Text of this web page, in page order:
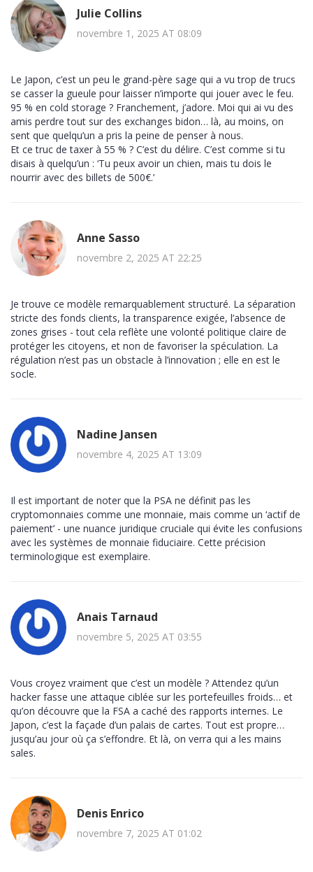
Julie Collins
novembre 1, 2025 AT 08:09
Le Japon, c’est un peu le grand-père sage qui a vu trop de trucs
se casser la gueule pour laisser n’importe qui jouer avec le feu.
95 % en cold storage ? Franchement, j’adore. Moi qui ai vu des
amis perdre tout sur des exchanges bidon… là, au moins, on
sent que quelqu’un a pris la peine de penser à nous.
Et ce truc de taxer à 55 % ? C’est du délire. C’est comme si tu
disais à quelqu’un : ‘Tu peux avoir un chien, mais tu dois le
nourrir avec des billets de 500€.’
Anne Sasso
novembre 2, 2025 AT 22:25
Je trouve ce modèle remarquablement structuré. La séparation
stricte des fonds clients, la transparence exigée, l’absence de
zones grises - tout cela reflète une volonté politique claire de
protéger les citoyens, et non de favoriser la spéculation. La
régulation n’est pas un obstacle à l’innovation ; elle en est le
socle.
Nadine Jansen
novembre 4, 2025 AT 13:09
Il est important de noter que la PSA ne définit pas les
cryptomonnaies comme une monnaie, mais comme un ‘actif de
paiement’ - une nuance juridique cruciale qui évite les confusions
avec les systèmes de monnaie fiduciaire. Cette précision
terminologique est exemplaire.
Anais Tarnaud
novembre 5, 2025 AT 03:55
Vous croyez vraiment que c’est un modèle ? Attendez qu’un
hacker fasse une attaque ciblée sur les portefeuilles froids… et
qu’on découvre que la FSA a caché des rapports internes. Le
Japon, c’est la façade d’un palais de cartes. Tout est propre…
jusqu’au jour où ça s’effondre. Et là, on verra qui a les mains
sales.
Denis Enrico
novembre 7, 2025 AT 01:02